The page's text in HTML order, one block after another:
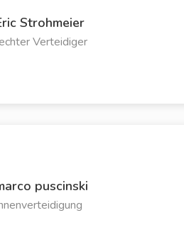
Strohmeier
Verteidiger
puscinski